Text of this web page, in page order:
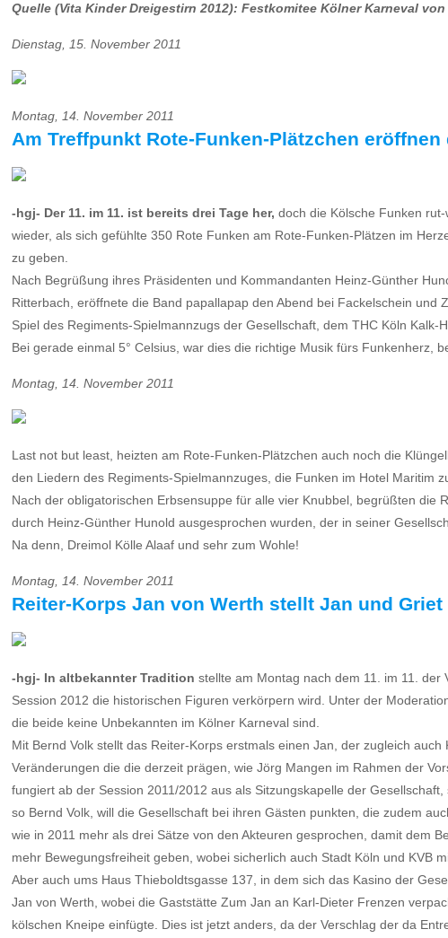
Quelle (Vita Kinder Dreigestirn 2012): Festkomitee Kölner Karneval von
Dienstag, 15. November 2011
Montag, 14. November 2011
Am Treffpunkt Rote-Funken-Plätzchen
-hgj- Der 11. im 11. ist bereits drei Tage her, doch die Kölsche Funken
wieder, als sich gefühlte 350 Rote Funken am Rote-Funken-Plätzen im
zu geben.
Nach Begrüßung ihres Präsidenten und Kommandanten Heinz-Günther
Ritterbach, eröffnete die Band papallapap den Abend bei Fackelschein
Spiel des Regiments-Spielmannzugs der Gesellschaft, dem THC Köln
Bei gerade einmal 5° Celsius, war dies die richtige Musik fürs Funkenherz,
Montag, 14. November 2011
Last not but least, heizten am Rote-Funken-Plätzchen auch noch die
den Liedern des Regiments-Spielmannzuges, die Funken im Hotel Maritim
Nach der obligatorischen Erbsensuppe für alle vier Knubbel, begrüßten
durch Heinz-Günther Hunold ausgesprochen wurden, der in seiner
Na denn, Dreimol Kölle Alaaf und sehr zum Wohle!
Montag, 14. November 2011
Reiter-Korps Jan von Werth stellt Jan und
-hgj- In altbekannter Tradition stellte am Montag nach dem 11. im 11. der
Session 2012 die historischen Figuren verkörpern wird. Unter der
die beide keine Unbekannten im Kölner Karneval sind.
Mit Bernd Volk stellt das Reiter-Korps erstmals einen Jan, der zugleich
Veränderungen die die derzeit prägen, wie Jörg Mangen im Rahmen der
fungiert ab der Session 2011/2012 aus als Sitzungskapelle der
so Bernd Volk, will die Gesellschaft bei ihren Gästen punkten, die zudem
wie in 2011 mehr als drei Sätze von den Akteuren gesprochen, damit dem
mehr Bewegungsfreiheit geben, wobei sicherlich auch Stadt Köln und KVB
Aber auch ums Haus Thieboldtsgasse 137, in dem sich das Kasino der
Jan von Werth, wobei die Gaststätte Zum Jan an Karl-Dieter Frenzen
kölschen Kneipe einfügte. Dies ist jetzt anders, da der Verschlag der da